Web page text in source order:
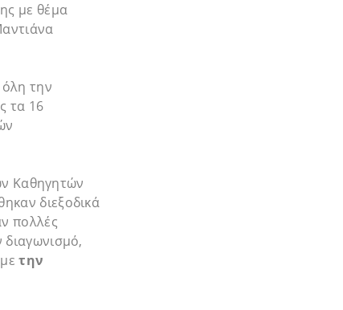
με θέμα
την
τα 16
Καθηγητών
διεξοδικά
πολλές
διαγωνισμό,
μετην